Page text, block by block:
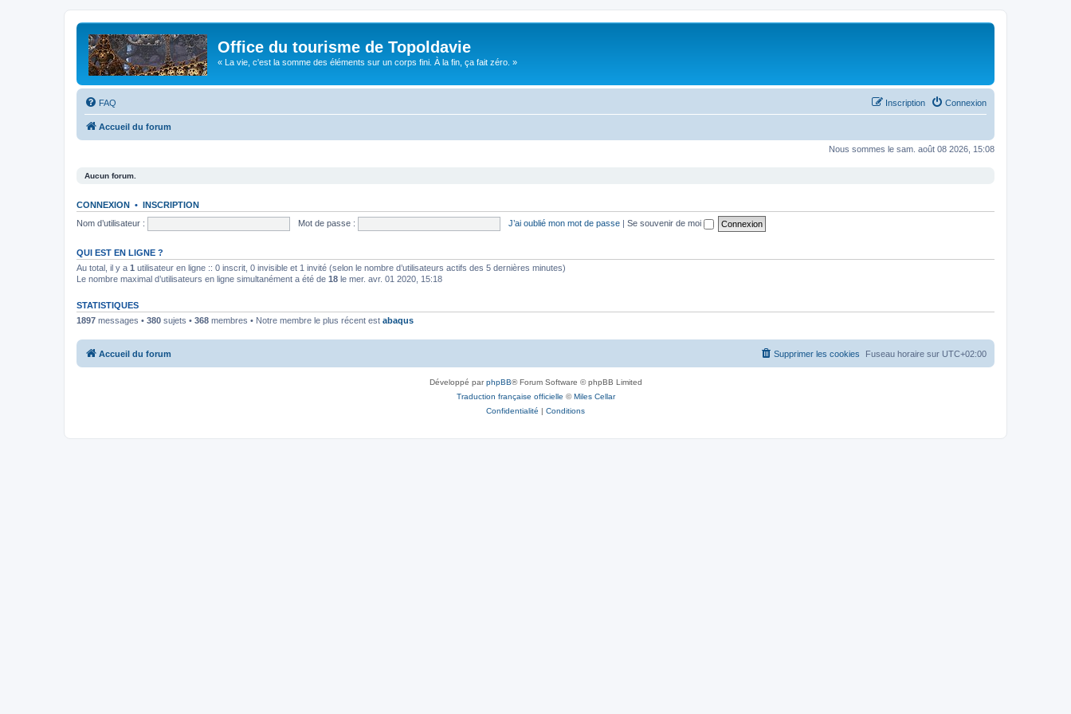
Office du tourisme de Topoldavie
« La vie, c'est la somme des éléments sur un corps fini. À la fin, ça fait zéro. »
FAQ Connexion
Inscription
Accueil du forum
Nous sommes le sam. août 08 2026, 15:08
Aucun forum.
CONNEXION • INSCRIPTION
Nom d’utilisateur :
Mot de passe : J’ai oublié mon mot de passe | Se souvenir de moi
QUI EST EN LIGNE ?
Au total, il y a 1 utilisateur en ligne :: 0 inscrit, 0 invisible et 1 invité (selon le nombre d’utilisateurs actifs des 5 dernières minutes)
Le nombre maximal d’utilisateurs en ligne simultanément a été de 18 le mer. avr. 01 2020, 15:18
STATISTIQUES
1897 messages • 380 sujets • 368 membres • Notre membre le plus récent est abaqus
Accueil du forum Fuseau horaire sur UTC+02:00
Supprimer les cookies
Développé parphpBB® Forum Software © phpBB Limited
Traduction française officielle ©Miles Cellar
Confidentialité | Conditions